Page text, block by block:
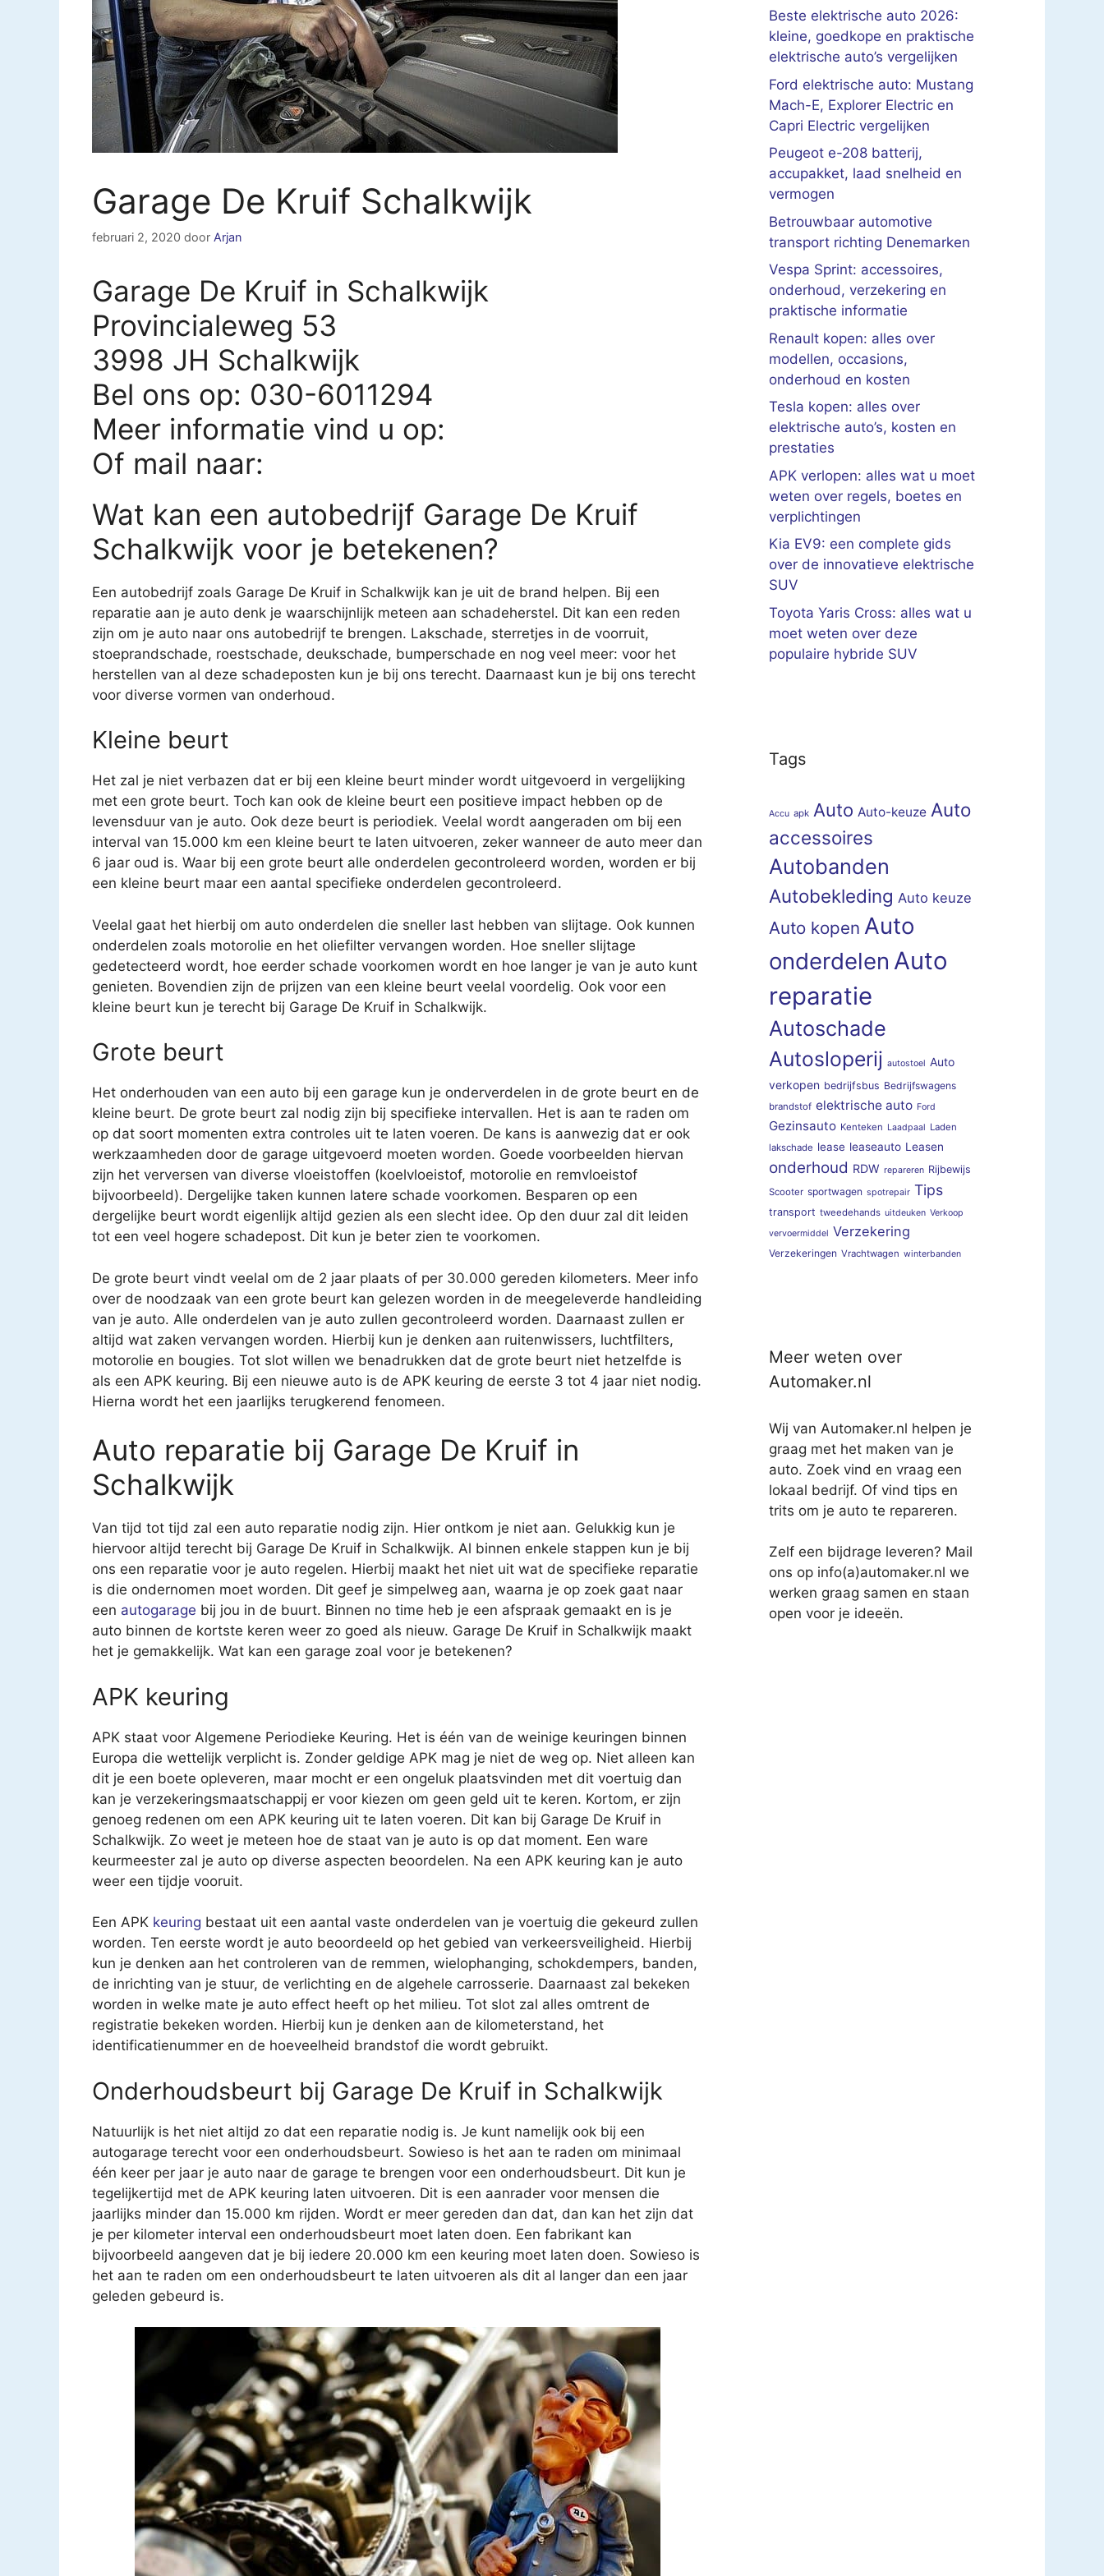
Garage De Kruif Schalkwijk
februari 2, 2020 door Arjan
Garage De Kruif in Schalkwijk
Provincialeweg 53
3998 JH Schalkwijk
Bel ons op: 030-6011294
Meer informatie vind u op:
Of mail naar:
Wat kan een autobedrijf Garage De Kruif
Schalkwijk voor je betekenen?
Een autobedrijf zoals Garage De Kruif in Schalkwijk kan je uit de brand helpen. Bij een
reparatie aan je auto denk je waarschijnlijk meteen aan schadeherstel. Dit kan een reden
zijn om je auto naar ons autobedrijf te brengen. Lakschade, sterretjes in de voorruit,
stoeprandschade, roestschade, deukschade, bumperschade en nog veel meer: voor het
herstellen van al deze schadeposten kun je bij ons terecht. Daarnaast kun je bij ons terecht
voor diverse vormen van onderhoud.
Kleine beurt
Het zal je niet verbazen dat er bij een kleine beurt minder wordt uitgevoerd in vergelijking
met een grote beurt. Toch kan ook de kleine beurt een positieve impact hebben op de
levensduur van je auto. Ook deze beurt is periodiek. Veelal wordt aangeraden om bij een
interval van 15.000 km een kleine beurt te laten uitvoeren, zeker wanneer de auto meer dan
6 jaar oud is. Waar bij een grote beurt alle onderdelen gecontroleerd worden, worden er bij
een kleine beurt maar een aantal specifieke onderdelen gecontroleerd.
Veelal gaat het hierbij om auto onderdelen die sneller last hebben van slijtage. Ook kunnen
onderdelen zoals motorolie en het oliefilter vervangen worden. Hoe sneller slijtage
gedetecteerd wordt, hoe eerder schade voorkomen wordt en hoe langer je van je auto kunt
genieten. Bovendien zijn de prijzen van een kleine beurt veelal voordelig. Ook voor een
kleine beurt kun je terecht bij Garage De Kruif in Schalkwijk.
Grote beurt
Het onderhouden van een auto bij een garage kun je onderverdelen in de grote beurt en de
kleine beurt. De grote beurt zal nodig zijn bij specifieke intervallen. Het is aan te raden om
op dat soort momenten extra controles uit te laten voeren. De kans is aanwezig dat er ook
werkzaamheden door de garage uitgevoerd moeten worden. Goede voorbeelden hiervan
zijn het verversen van diverse vloeistoffen (koelvloeistof, motorolie en remvloeistof
bijvoorbeeld). Dergelijke taken kunnen latere schade voorkomen. Besparen op een
dergelijke beurt wordt eigenlijk altijd gezien als een slecht idee. Op den duur zal dit leiden
tot een veel hogere schadepost. Dit kun je beter zien te voorkomen.
De grote beurt vindt veelal om de 2 jaar plaats of per 30.000 gereden kilometers. Meer info
over de noodzaak van een grote beurt kan gelezen worden in de meegeleverde handleiding
van je auto. Alle onderdelen van je auto zullen gecontroleerd worden. Daarnaast zullen er
altijd wat zaken vervangen worden. Hierbij kun je denken aan ruitenwissers, luchtfilters,
motorolie en bougies. Tot slot willen we benadrukken dat de grote beurt niet hetzelfde is
als een APK keuring. Bij een nieuwe auto is de APK keuring de eerste 3 tot 4 jaar niet nodig.
Hierna wordt het een jaarlijks terugkerend fenomeen.
Auto reparatie bij Garage De Kruif in
Schalkwijk
Van tijd tot tijd zal een auto reparatie nodig zijn. Hier ontkom je niet aan. Gelukkig kun je
hiervoor altijd terecht bij Garage De Kruif in Schalkwijk. Al binnen enkele stappen kun je bij
ons een reparatie voor je auto regelen. Hierbij maakt het niet uit wat de specifieke reparatie
is die ondernomen moet worden. Dit geef je simpelweg aan, waarna je op zoek gaat naar
een autogarage bij jou in de buurt. Binnen no time heb je een afspraak gemaakt en is je
auto binnen de kortste keren weer zo goed als nieuw. Garage De Kruif in Schalkwijk maakt
het je gemakkelijk. Wat kan een garage zoal voor je betekenen?
APK keuring
APK staat voor Algemene Periodieke Keuring. Het is één van de weinige keuringen binnen
Europa die wettelijk verplicht is. Zonder geldige APK mag je niet de weg op. Niet alleen kan
dit je een boete opleveren, maar mocht er een ongeluk plaatsvinden met dit voertuig dan
kan je verzekeringsmaatschappij er voor kiezen om geen geld uit te keren. Kortom, er zijn
genoeg redenen om een APK keuring uit te laten voeren. Dit kan bij Garage De Kruif in
Schalkwijk. Zo weet je meteen hoe de staat van je auto is op dat moment. Een ware
keurmeester zal je auto op diverse aspecten beoordelen. Na een APK keuring kan je auto
weer een tijdje vooruit.
Een APK keuring bestaat uit een aantal vaste onderdelen van je voertuig die gekeurd zullen
worden. Ten eerste wordt je auto beoordeeld op het gebied van verkeersveiligheid. Hierbij
kun je denken aan het controleren van de remmen, wielophanging, schokdempers, banden,
de inrichting van je stuur, de verlichting en de algehele carrosserie. Daarnaast zal bekeken
worden in welke mate je auto effect heeft op het milieu. Tot slot zal alles omtrent de
registratie bekeken worden. Hierbij kun je denken aan de kilometerstand, het
identificatienummer en de hoeveelheid brandstof die wordt gebruikt.
Onderhoudsbeurt bij Garage De Kruif in Schalkwijk
Natuurlijk is het niet altijd zo dat een reparatie nodig is. Je kunt namelijk ook bij een
autogarage terecht voor een onderhoudsbeurt. Sowieso is het aan te raden om minimaal
één keer per jaar je auto naar de garage te brengen voor een onderhoudsbeurt. Dit kun je
tegelijkertijd met de APK keuring laten uitvoeren. Dit is een aanrader voor mensen die
jaarlijks minder dan 15.000 km rijden. Wordt er meer gereden dan dat, dan kan het zijn dat
je per kilometer interval een onderhoudsbeurt moet laten doen. Een fabrikant kan
bijvoorbeeld aangeven dat je bij iedere 20.000 km een keuring moet laten doen. Sowieso is
het aan te raden om een onderhoudsbeurt te laten uitvoeren als dit al langer dan een jaar
geleden gebeurd is.
Beste elektrische auto 2026:
kleine, goedkope en praktische
elektrische auto’s vergelijken
Ford elektrische auto: Mustang
Mach-E, Explorer Electric en
Capri Electric vergelijken
Peugeot e-208 batterij,
accupakket, laad snelheid en
vermogen
Betrouwbaar automotive
transport richting Denemarken
Vespa Sprint: accessoires,
onderhoud, verzekering en
praktische informatie
Renault kopen: alles over
modellen, occasions,
onderhoud en kosten
Tesla kopen: alles over
elektrische auto’s, kosten en
prestaties
APK verlopen: alles wat u moet
weten over regels, boetes en
verplichtingen
Kia EV9: een complete gids
over de innovatieve elektrische
SUV
Toyota Yaris Cross: alles wat u
moet weten over deze
populaire hybride SUV
Tags
Accu apk Auto Auto-keuze Auto
accessoires
Autobanden
Autobekleding Auto keuze
Auto kopen Auto
onderdelen Auto
reparatie
Autoschade
Autosloperij autostoel Auto
verkopen bedrijfsbus Bedrijfswagens
brandstof elektrische auto Ford
Gezinsauto Kenteken Laadpaal Laden
lakschade lease leaseauto Leasen
onderhoud RDW repareren Rijbewijs
Scooter sportwagen spotrepair Tips
transport tweedehands uitdeuken Verkoop
vervoermiddel Verzekering
Verzekeringen Vrachtwagen winterbanden
Meer weten over
Automaker.nl
Wij van Automaker.nl helpen je
graag met het maken van je
auto. Zoek vind en vraag een
lokaal bedrijf. Of vind tips en
trits om je auto te repareren.
Zelf een bijdrage leveren? Mail
ons op info(a)automaker.nl we
werken graag samen en staan
open voor je ideeën.